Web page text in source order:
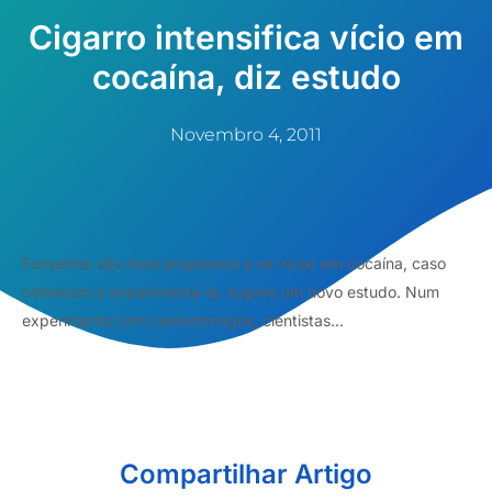
Cigarro intensifica vício em
cocaína, diz estudo
Novembro 4, 2011
Fumantes são mais propensos a se viciar em cocaína, caso
comecem a experimentá-la, sugere um novo estudo. Num
experimento com camundongos, cientistas...
Compartilhar Artigo